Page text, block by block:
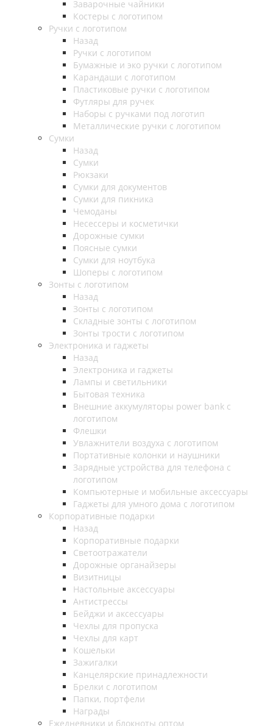
Заварочные чайники
Костеры с логотипом
Ручки с логотипом
Назад
Ручки с логотипом
Бумажные и эко ручки с логотипом
Карандаши с логотипом
Пластиковые ручки с логотипом
Футляры для ручек
Наборы с ручками под логотип
Металлические ручки с логотипом
Сумки
Назад
Сумки
Рюкзаки
Сумки для документов
Сумки для пикника
Чемоданы
Несессеры и косметички
Дорожные сумки
Поясные сумки
Сумки для ноутбука
Шоперы с логотипом
Зонты с логотипом
Назад
Зонты с логотипом
Складные зонты с логотипом
Зонты трости с логотипом
Электроника и гаджеты
Назад
Электроника и гаджеты
Лампы и светильники
Бытовая техника
Внешние аккумуляторы power bank с
логотипом
Флешки
Увлажнители воздуха с логотипом
Портативные колонки и наушники
Зарядные устройства для телефона с
логотипом
Компьютерные и мобильные аксессуары
Гаджеты для умного дома с логотипом
Корпоративные подарки
Назад
Корпоративные подарки
Светоотражатели
Дорожные органайзеры
Визитницы
Настольные аксессуары
Антистрессы
Бейджи и аксессуары
Чехлы для пропуска
Чехлы для карт
Кошельки
Зажигалки
Канцелярские принадлежности
Брелки с логотипом
Папки, портфели
Награды
Ежедневники и блокноты оптом